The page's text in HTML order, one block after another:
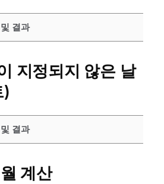
결과
지정되지 않은 날
)
결과
계산